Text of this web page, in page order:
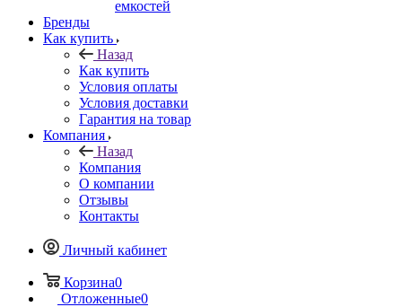
емкостей
Бренды
Как купить
Назад
Как купить
Условия оплаты
Условия доставки
Гарантия на товар
Компания
Назад
Компания
О компании
Отзывы
Контакты
Личный кабинет
Корзина0
Отложенные0